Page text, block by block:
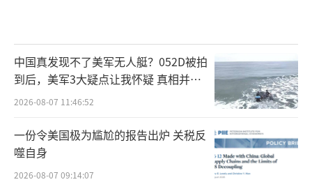
中国真发现不了美军无人艇？052D被拍
到后，美军3大疑点让我怀疑 真相并非
如此
2026-08-07 11:46:52
一份令美国极为尴尬的报告出炉 关税反
噬自身
2026-08-07 09:14:07